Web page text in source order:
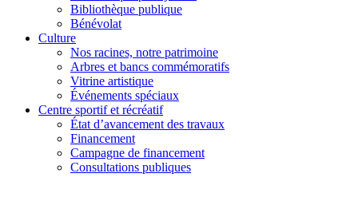
Bibliothèque publique
Bénévolat
Culture
Nos racines, notre patrimoine
Arbres et bancs commémoratifs
Vitrine artistique
Événements spéciaux
Centre sportif et récréatif
État d’avancement des travaux
Financement
Campagne de financement
Consultations publiques